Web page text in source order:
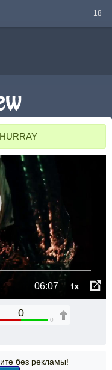
18+
06:07 1x
0
0
без рекламы!